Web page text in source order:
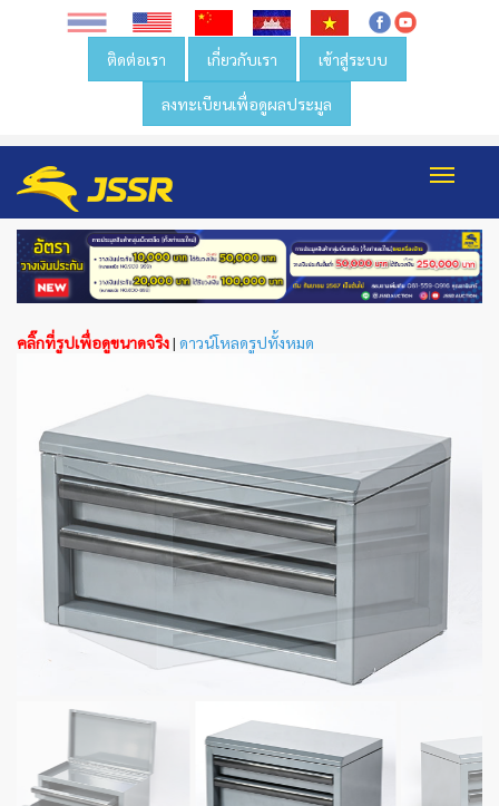
ติดต่อเรา เกี่ยวกับเรา เข้าสู่ระบบ
ลงทะเบียนเพื่อดูผลประมูล
คลิ๊กที่รูปเพื่อดูขนาดจริง| ดาวน์โหลดรูปทั้งหมด